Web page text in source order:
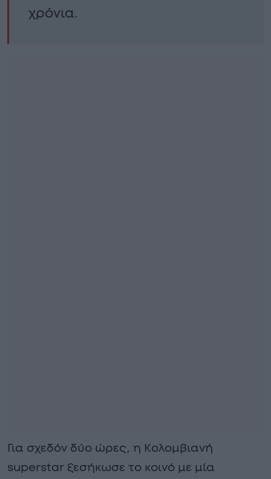
χρόνια.
Για σχεδόν δύο ώρες, η Κολομβιανή
superstar ξεσήκωσε το κοινό με μία